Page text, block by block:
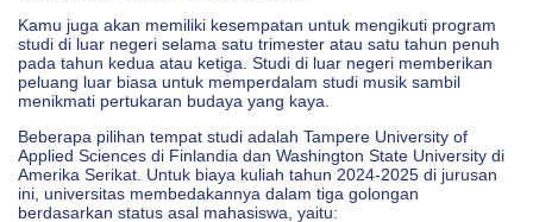
Kamu juga akan memiliki kesempatan untuk mengikuti program
studi di luar negeri selama satu trimester atau satu tahun penuh
pada tahun kedua atau ketiga. Studi di luar negeri memberikan
peluang luar biasa untuk memperdalam studi musik sambil
menikmati pertukaran budaya yang kaya.
Beberapa pilihan tempat studi adalah Tampere University of
Applied Sciences di Finlandia dan Washington State University di
Amerika Serikat. Untuk biaya kuliah tahun 2024-2025 di jurusan
ini, universitas membedakannya dalam tiga golongan
berdasarkan status asal mahasiswa, yaitu: